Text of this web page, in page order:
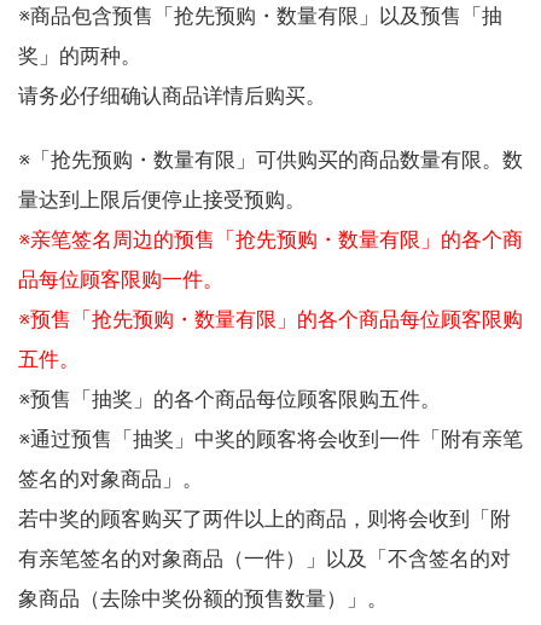
※商品包含预售「抢先预购・数量有限」以及预售「抽
奖」的两种。
请务必仔细确认商品详情后购买。
※「抢先预购・数量有限」可供购买的商品数量有限。数
量达到上限后便停止接受预购。
※亲笔签名周边的预售「抢先预购・数量有限」的各个商
品每位顾客限购一件。
※预售「抢先预购・数量有限」的各个商品每位顾客限购
五件。
※预售「抽奖」的各个商品每位顾客限购五件。
※通过预售「抽奖」中奖的顾客将会收到一件「附有亲笔
签名的对象商品」。
若中奖的顾客购买了两件以上的商品，则将会收到「附
有亲笔签名的对象商品（一件）」以及「不含签名的对
象商品（去除中奖份额的预售数量）」。